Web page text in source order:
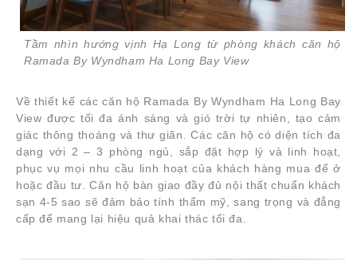
Tầm nhìn hướng vịnh Hạ Long từ phòng khách căn hộ
Ramada By Wyndham Ha Long Bay View
Về thiết kế các căn hộ Ramada By Wyndham Ha Long Bay
View được tối đa ánh sáng và gió trời tự nhiên, tạo cảm
giác thông thoáng và thư giãn. Các căn hộ có diện tích đa
dạng với 2 – 3 phòng ngủ, sắp đặt hợp lý và linh hoạt,
phục vụ mọi nhu cầu linh hoạt của khách hàng mua để ở
hoặc đầu tư. Căn hộ bàn giao đầy đủ nội thất chuẩn khách
sạn 4-5 sao sẽ đảm bảo tính thẩm mỹ, sang trọng và đẳng
cấp để mang lại hiệu quả khai thác tối đa.